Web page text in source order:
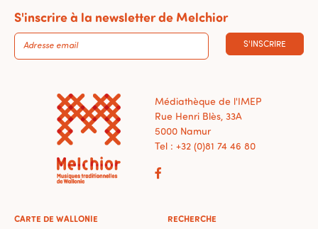
S'inscrire à la newsletter de Melchior
S'INSCRIRE
Médiathèque de l'IMEP
Rue Henri Blès, 33A
5000 Namur
Tel : +32 (0)81 74 46 80
CARTE DE WALLONIE
RECHERCHE